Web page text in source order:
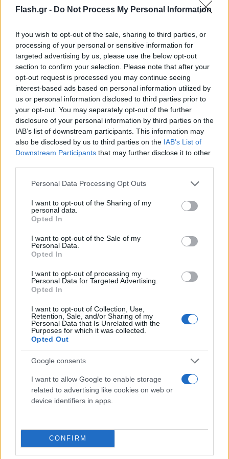
Flash.gr - Do Not Process My Personal Information
If you wish to opt-out of the sale, sharing to third parties, or
processing of your personal or sensitive information for
targeted advertising by us, please use the below opt-out
section to confirm your selection. Please note that after your
opt-out request is processed you may continue seeing
interest-based ads based on personal information utilized by
us or personal information disclosed to third parties prior to
your opt-out. You may separately opt-out of the further
disclosure of your personal information by third parties on the
IAB’s list of downstream participants. This information may
also be disclosed by us to third parties on the IAB’s List of
Downstream Participants that may further disclose it to other
Please note that this website/app uses one or more Google
not limited to your visit or usage behaviour. You may click to
grant or deny consent to Google and its third-party tags to
use your data for below specified purposes in below Google
consent section.
Personal Data Processing Opt Outs
I want to opt-out of the Sharing of my
personal data.
Opted In
I want to opt-out of the Sale of my
Personal Data.
Opted In
I want to opt-out of processing my
Personal Data for Targeted Advertising.
Opted In
I want to opt-out of Collection, Use,
Retention, Sale, and/or Sharing of my
Personal Data that Is Unrelated with the
Purposes for which it was collected.
Opted Out
Google consents
I want to allow Google to enable storage
related to advertising like cookies on web or
device identifiers in apps.
CONFIRM
Αναλυτικά, ο Αλέξης Κούγιας αναφέρει τα εξής:
«Χθες αργά το απόγευμα επικοινώνησαν μαζί μου
τόσο ο κατηγορούμενος Κ.Μ. όσο και η οικογένεια
του και μου ζήτησαν όπως μαζί με τους εκλεκτούς
συναδέλφους μου στη Λάρισα να αναλάβω την
υπεράσπιση του κου κατηγορούμενου, εναντίον
του οποίου, όπως διαπίστωσα και ο ίδιος, έχει
στηθεί μια εντελώς μεροληπτική προανακριτική
διαδικασία από τους συναδέλφους της παθούσης, η
οποία υπηρετεί στο τμήμα μεταγωγών, το όποιο
στεγάζεται στο δικαστικό μέγαρο Λαρίσης, άλλα
μετά την επικοινωνία που είχα σήμερα το πρωί με
την τακτική Ανακρίτρια Λαρίσης, η οποία θα λάβει
την απολογία του κατηγορούμενου, υπάρχει και
μια αδικαιολόγητη σπουδή – βιασύνη να
απολογηθεί ο κ. κατηγορούμενος σήμερα, ενώ το
πενθήμερο, όπως προβλέπει η νομοθεσία, εκπνέει
παρουσία μου, αφού σήμερα παρίσταμαι ενώπιον
του Αναπληρωτή Ανακριτή Σάμου
υπερασπιζόμενος τον Τούρκο επιχειρηματία, ο
οποίος κατηγορείται σε βαθμό κακουργήματος,
διότι προκάλεσε το θάνατο σε αυτοκινητιστικό
δυστύχημα εις βάρος μιας Ελβετίδας υπηκόου.
Επικοινώνησα προσωπικά με την κα Πρόεδρο, η
οποία θα διεξάγει την ανάκριση, και της εξήγησα το
κώλυμά μου, το όποιο είναι ανυπέρβλητο, αλλά
το αίτημα μου, λέγοντας μου ότι είναι αδύνατο να
αναβληθεί η λήψη της απολογίας, διότι θέλει να